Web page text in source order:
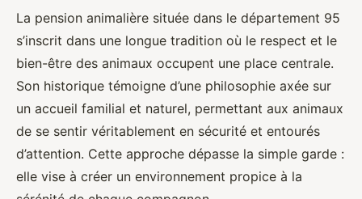
La pension animalière située dans le département 95
s’inscrit dans une longue tradition où le respect et le
bien-être des animaux occupent une place centrale.
Son historique témoigne d’une philosophie axée sur
un accueil familial et naturel, permettant aux animaux
de se sentir véritablement en sécurité et entourés
d’attention. Cette approche dépasse la simple garde :
elle vise à créer un environnement propice à la